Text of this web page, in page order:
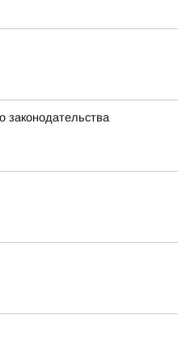
законодательства